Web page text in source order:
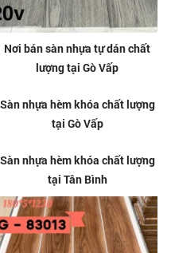
Nơi bán sàn nhựa tự dán chất
lượng tại Gò Vấp